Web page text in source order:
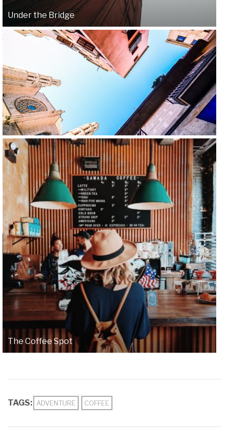
Under the Bridge
The Coffee Spot
TAGS: ADVENTURE COFFEE